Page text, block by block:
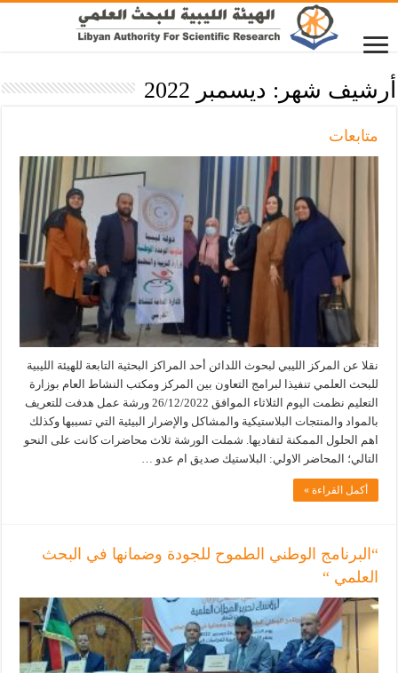
أرشيف شهر: ديسمبر 2022
متابعات
نقلا عن المركز الليبي لبحوث اللدائن أحد المراكز البحثية التابعة للهيئة الليبية
للبحث العلمي تنفيذا لبرامج التعاون بين المركز ومكتب النشاط العام بوزارة
التعليم نظمت اليوم الثلاثاء الموافق 26/12/2022 ورشة عمل هدفت للتعريف
بالمواد والمنتجات البلاستيكية والمشاكل والإضرار البيئية التي تسببها وكذلك
اهم الحلول الممكنة لتفاديها. شملت الورشة ثلاث محاضرات كانت على النحو
التالي؛ المحاضر الاولي: البلاستيك صديق ام عدو …
أكمل القراءة »
“البرنامج الوطني الطموح للجودة وضمانها في البحث
العلمي “